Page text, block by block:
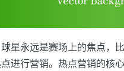
星永远是赛场上的焦点，
进行营销。热点营销的核